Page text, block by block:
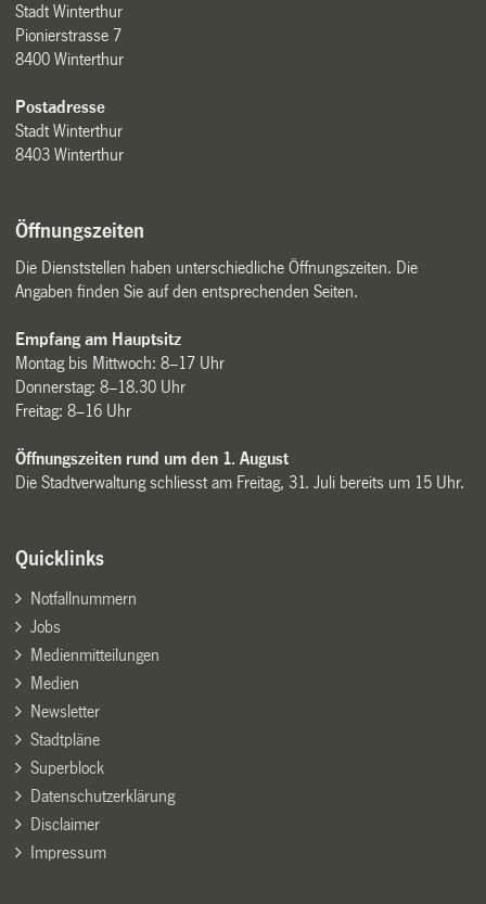
Stadt Winterthur
Pionierstrasse 7
8400 Winterthur
Postadresse
Stadt Winterthur
8403 Winterthur
Öffnungszeiten
Die Dienststellen haben unterschiedliche Öffnungszeiten. Die
Angaben finden Sie auf den entsprechenden Seiten.
Empfang am Hauptsitz
Montag bis Mittwoch: 8–17 Uhr
Donnerstag: 8–18.30 Uhr
Freitag: 8–16 Uhr
Öffnungszeiten rund um den 1. August
Die Stadtverwaltung schliesst am Freitag, 31. Juli bereits um 15 Uhr.
Quicklinks
Notfallnummern
Jobs
Medienmitteilungen
Medien
Newsletter
Stadtpläne
Superblock
Datenschutzerklärung
Disclaimer
Impressum